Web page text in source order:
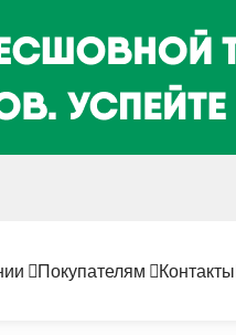
Покупателям Контакты